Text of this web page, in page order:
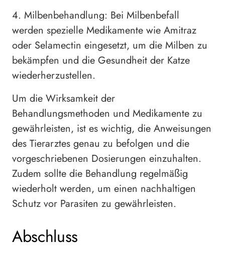
4. Milbenbehandlung: Bei Milbenbefall
werden spezielle Medikamente wie Amitraz
oder Selamectin eingesetzt, um die Milben zu
bekämpfen und die Gesundheit der Katze
wiederherzustellen.
Um die Wirksamkeit der
Behandlungsmethoden und Medikamente zu
gewährleisten, ist es wichtig, die Anweisungen
des Tierarztes genau zu befolgen und die
vorgeschriebenen Dosierungen einzuhalten.
Zudem sollte die Behandlung regelmäßig
wiederholt werden, um einen nachhaltigen
Schutz vor Parasiten zu gewährleisten.
Abschluss